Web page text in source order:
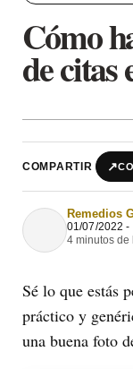
Cómo
de citas
COMPARTIR ↗
Remedios
01/07/2022 -
4 minutos de
Sé lo que estás
práctico y
una buena foto